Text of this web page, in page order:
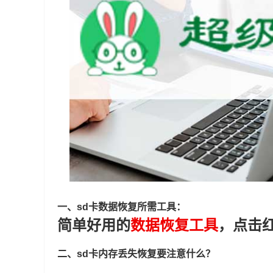
一、sd卡数据恢复所需工具：
简单好用的数据恢复工具，点击
二、sd卡内存丢失恢复要注意什么？